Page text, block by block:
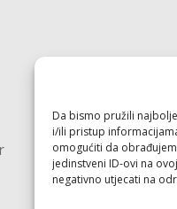
Da bismo pružili
i/ili pristup
omogućiti da
jedinstveni ID-ovi na
negativno utjecati na
Pravila
Politika